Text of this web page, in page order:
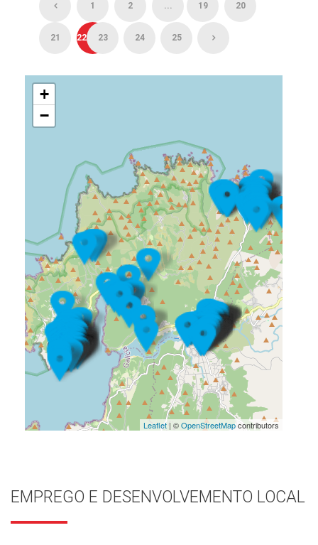
1 2 ... 19 20
21 22 23 24 25
+
−
Leaflet| ©OpenStreetMapcontributors
EMPREGO E DESENVOLVEMENTO LOCAL